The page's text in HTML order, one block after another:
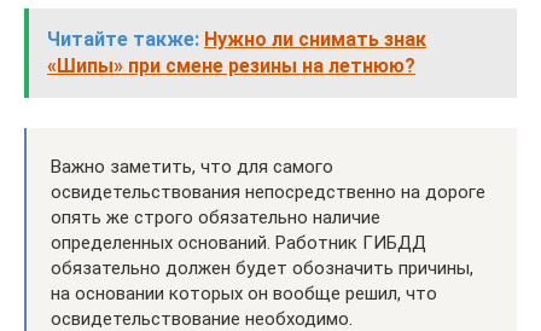
Читайте также: Нужно ли снимать знак
«Шипы» при смене резины на летнюю?
Важно заметить, что для самого
освидетельствования непосредственно на дороге
опять же строго обязательно наличие
определенных оснований. Работник ГИБДД
обязательно должен будет обозначить причины,
на основании которых он вообще решил, что
освидетельствование необходимо.